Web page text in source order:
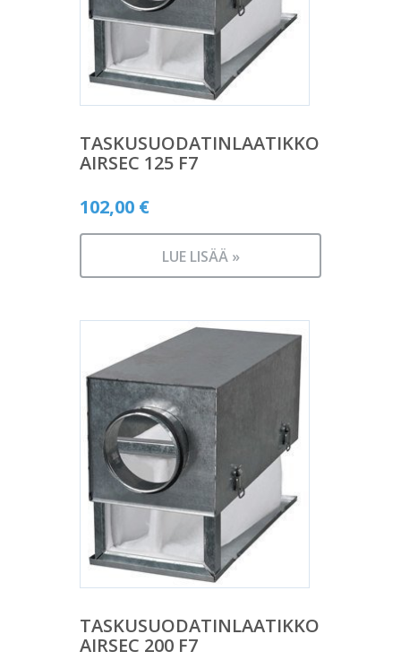
TASKUSUODATINLAATIKKO
AIRSEC 125 F7
102,00 €
LUE LISÄÄ »
TASKUSUODATINLAATIKKO
AIRSEC 200 F7